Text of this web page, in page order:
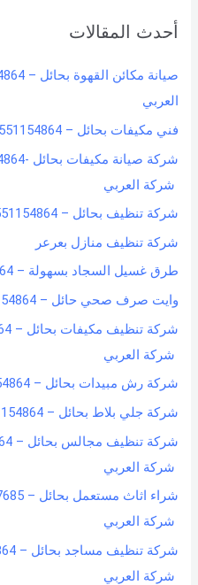
c
f
o
r
:
أحدث المقالات
العربي
فني مكيفات بحائل – 0551154864 اتصل بنا – شركة العربي
شركة العربي
شركة تنظيف بحائل – 0551154864 اتصل بنا – شركة العربي
شركة تنظيف منازل بعرعر
طرق غسيل السجاد بسهولة – 0551154864- شركة العربي
وايت صرف صحي حائل – 0551154864 اتصل بنا – شركة العربي
شركة العربي
شركة رش مبيدات بحائل – 0551154864 اتصل بنا – شركة العربي
شركة جلي بلاط بحائل – 0551154864 – اتصل بنا – شركة العربي
شركة العربي
شركة العربي
شركة العربي